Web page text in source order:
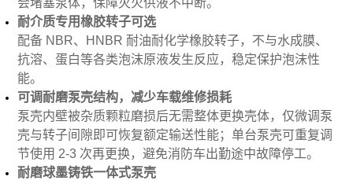
会堵塞泵体，保障灭火供液不中断。
耐介质专用橡胶转子可选
配备 NBR、HNBR 耐油耐化学橡胶转子，不与水成膜、
抗溶、蛋白等各类泡沫原液发生反应，稳定保护泡沫性
能。
可调耐磨泵壳结构，减少车载维修损耗
泵壳内壁被杂质颗粒磨损后无需整体更换壳体，仅微调泵
壳与转子间隙即可恢复额定输送性能；单台泵壳可重复调
节使用 2-3 次再更换，避免消防车出勤途中故障停工。
耐磨球墨铸铁一体式泵壳